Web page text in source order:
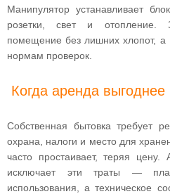
Манипулятор устанавливает
розетки, свет и отопление.
помещение без лишних хлопот, а
нормам проверок.
Когда аренда выгоднее
Собственная бытовка требует
охрана, налоги и место для
часто простаивает, теряя цену.
исключает эти траты —
использования, а техническое